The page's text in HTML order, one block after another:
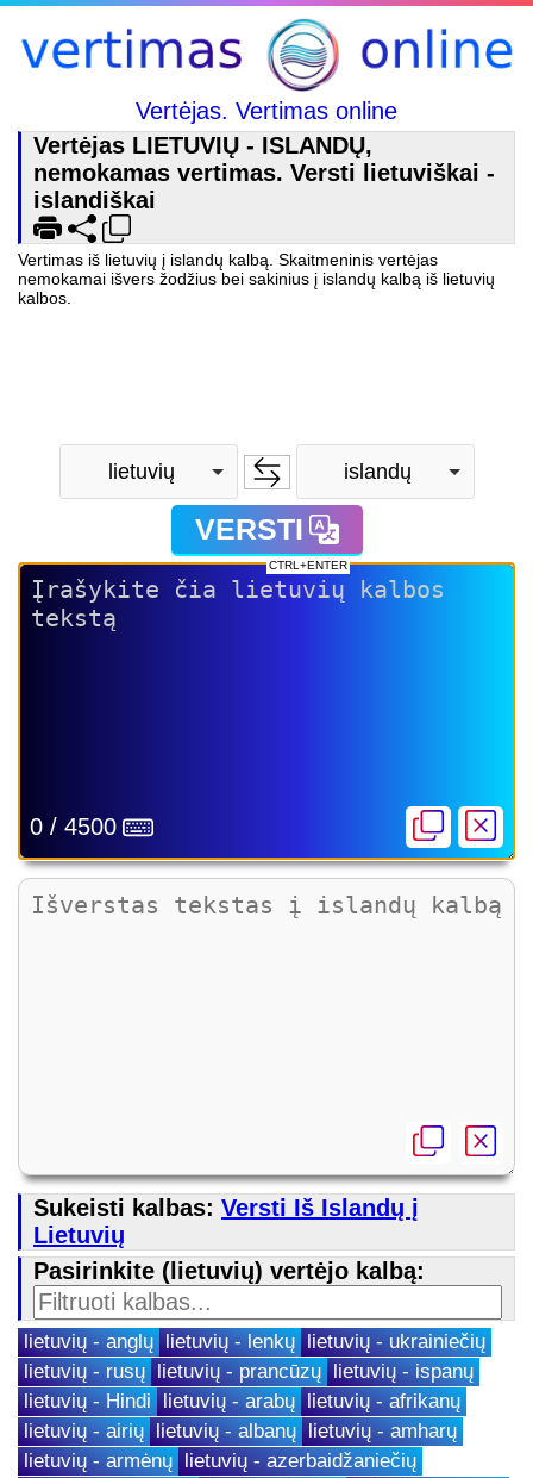
Vertėjas. Vertimas online
Vertėjas LIETUVIŲ - ISLANDŲ,
nemokamas vertimas. Versti lietuviškai -
islandiškai
Vertimas iš lietuvių į islandų kalbą. Skaitmeninis vertėjas
nemokamai išvers žodžius bei sakinius į islandų kalbą iš lietuvių
kalbos.
lietuvių islandų
VERSTI
CTRL+ENTER
0 / 4500
Sukeisti kalbas: Versti Iš Islandų į
Lietuvių
Pasirinkite (lietuvių) vertėjo kalbą:
lietuvių - anglų lietuvių - lenkų lietuvių - ukrainiečių
lietuvių - rusų lietuvių - prancūzų lietuvių - ispanų
lietuvių - Hindi lietuvių - arabų lietuvių - afrikanų
lietuvių - airių lietuvių - albanų lietuvių - amharų
lietuvių - armėnų lietuvių - azerbaidžaniečių